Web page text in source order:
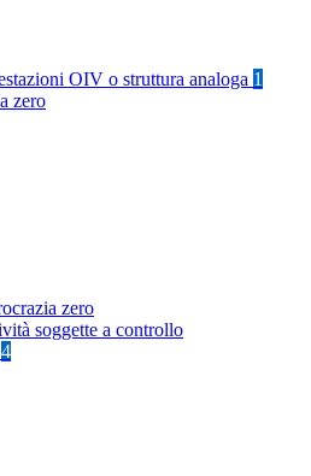
OIV o struttura analoga 1
zero
zero
soggette a controllo
4